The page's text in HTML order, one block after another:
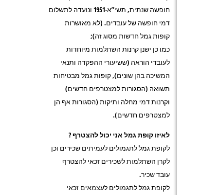
חופשה שנתית, תשי”א-1951 ונועדה לתשלום
דמי חופשה של עובדים. (לא מאושרות
קופות גמל חדשות מסוג זה);
כמו כן ישנן קרנות השתלמות מיוחדות
לעובדי הוראה (ששיעורי ההפקדה ותנאי
המשיכה בהן שונים), קופות גמל מבטיחות
תשואה (הסגורות למצטרפים חדשים)
וקרנות דמי מחלה ותיקות (הסגורות אף הן
למצטרפים חדשים).
לאיזו קופת גמל אני יכול להצטרף ?
לקופת גמל לתגמולים לעמיתים שכירים וכן
לקרן השתלמות לשכירים זכאי להצטרף
עובד שכיר.
לקופת גמל לתגמולים לעצמאים זכאי